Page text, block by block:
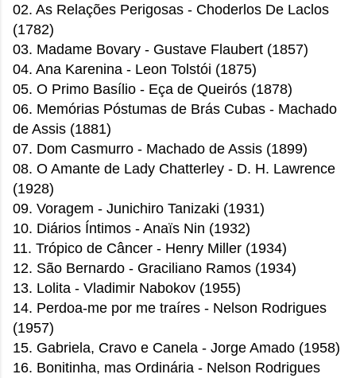
02. As Relações Perigosas - Choderlos De Laclos
(1782)
03. Madame Bovary - Gustave Flaubert (1857)
04. Ana Karenina - Leon Tolstói (1875)
05. O Primo Basílio - Eça de Queirós (1878)
06. Memórias Póstumas de Brás Cubas - Machado
de Assis (1881)
07. Dom Casmurro - Machado de Assis (1899)
08. O Amante de Lady Chatterley - D. H. Lawrence
(1928)
09. Voragem - Junichiro Tanizaki (1931)
10. Diários Íntimos - Anaïs Nin (1932)
11. Trópico de Câncer - Henry Miller (1934)
12. São Bernardo - Graciliano Ramos (1934)
13. Lolita - Vladimir Nabokov (1955)
14. Perdoa-me por me traíres - Nelson Rodrigues
(1957)
15. Gabriela, Cravo e Canela - Jorge Amado (1958)
16. Bonitinha, mas Ordinária - Nelson Rodrigues